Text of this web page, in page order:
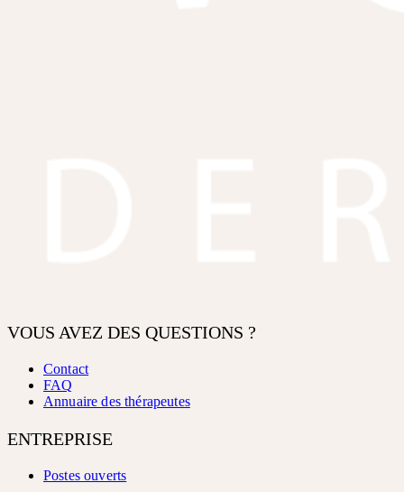
VOUS AVEZ DES QUESTIONS ?
Contact
FAQ
Annuaire des thérapeutes
ENTREPRISE
Postes ouverts